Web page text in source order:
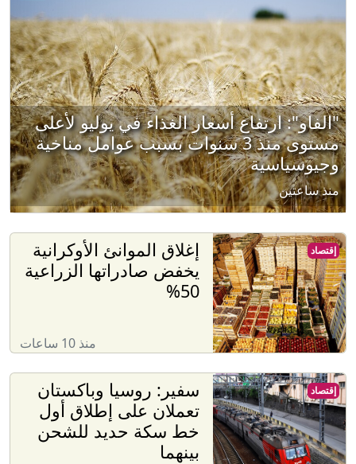
"الفاو": ارتفاع أسعار الغذاء في يوليو لأعلى
مستوى منذ 3 سنوات بسبب عوامل مناخية
وجيوسياسية
منذ ساعتين
إغلاق الموانئ الأوكرانية
يخفض صادراتها الزراعية
50%
منذ 10 ساعات
إقتصاد
سفير: روسيا وباكستان
تعملان على إطلاق أول
خط سكة حديد للشحن
بينهما
إقتصاد